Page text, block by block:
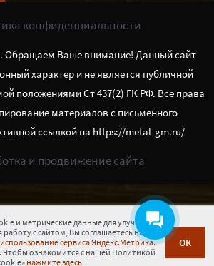
конфиденциальности
Обращаем Ваше внимание! Данный сайт
характер и не является публичной
положениями Ст 437(2) ГК РФ. Все права
материалов с письменного
ссылкой на https://metal-gm.ru/
и продвижение сайта
и метрические данные для улучшения
с сайтом, Вы соглашаетесь на
использование сервиса Яндекс.Метрика.
Чтобы ознакомится с нашей Политикой
нажмите здесь.
ОК